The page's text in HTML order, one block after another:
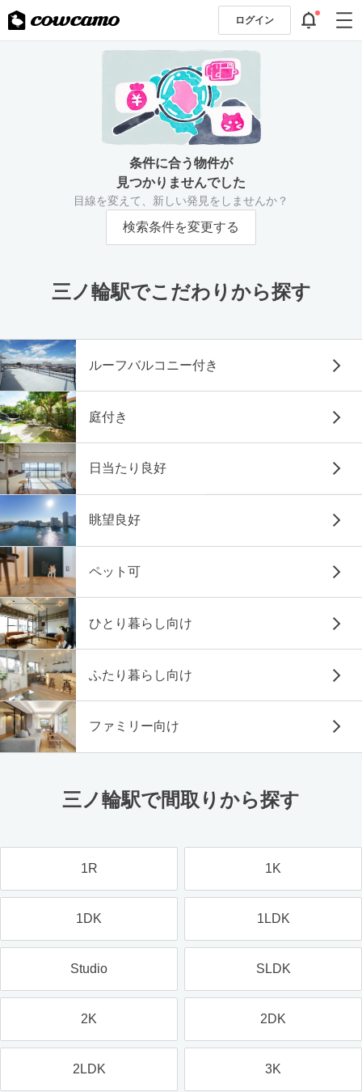
ログイン
条件に合う物件が
見つかりませんでした
目線を変えて、新しい発見をしませんか？
検索条件を変更する
三ノ輪駅でこだわりから探す
ルーフバルコニー付き
庭付き
日当たり良好
眺望良好
ペット可
ひとり暮らし向け
ふたり暮らし向け
ファミリー向け
三ノ輪駅で間取りから探す
1R 1K
1DK 1LDK
Studio SLDK
2K 2DK
2LDK 3K